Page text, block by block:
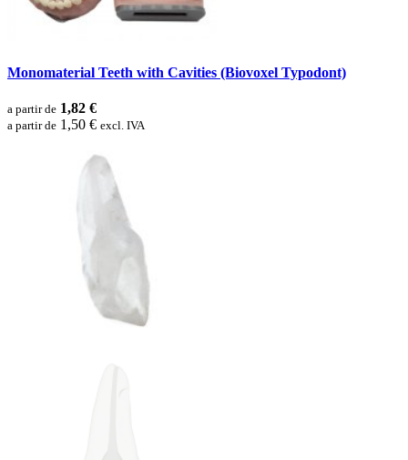
Monomaterial Teeth with Cavities (Biovoxel Typodont)
a partir de 1,82 €
a partir de 1,50 € excl. IVA